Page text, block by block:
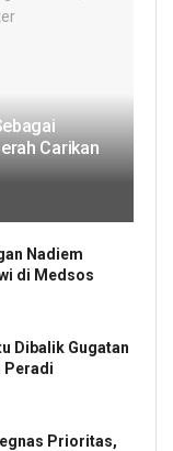
Carikan
Nadiem
di Medsos
Dibalik Gugatan
Peradi
Prioritas,